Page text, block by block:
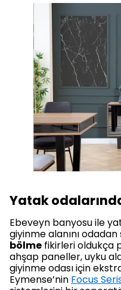
Yatak
Ebeveyn banyosu ile
giyinme alanını
bölme fikirleri oldukça
ahşap paneller, uyku
giyinme odası için
Eymense’nin Focus